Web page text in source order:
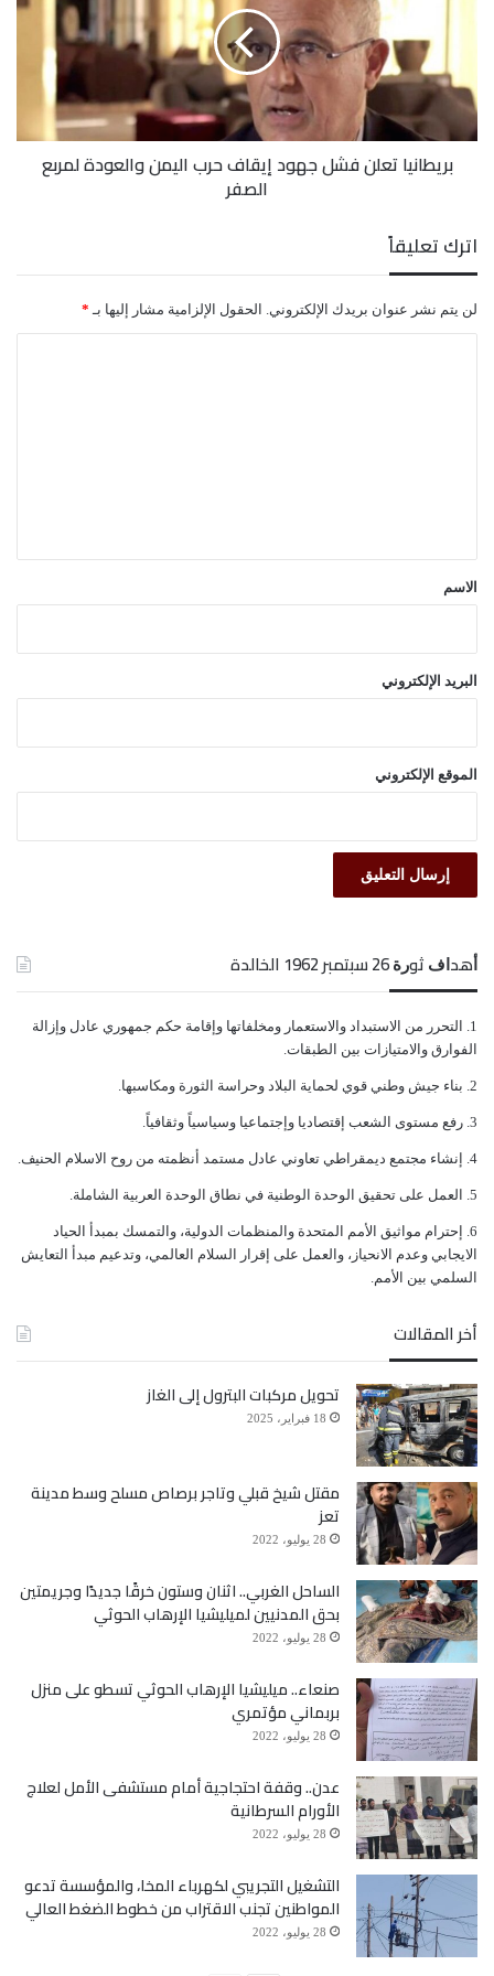
حرب
اليمن
والعودة
لمربع
الصفربريطانيا تعلن فشل جهود إيقاف حرب اليمن والعودة لمربع
الصفر
اترك تعليقاً
لن يتم نشر عنوان بريدك الإلكتروني. الحقول الإلزامية مشار إليها بـ *
*الاسم
البريد الإلكتروني
الموقع الإلكتروني
ﺃﻫﺪﺍﻑ ﺛﻮﺭﺓ 26 ﺳﺒﺘﻤﺒﺮ 1962 الخالدة
ﺍﻟﺘﺤﺮﺭ ﻣﻦ ﺍﻻﺳﺘﺒﺪﺍﺩ ﻭﺍﻻﺳﺘﻌﻤﺎﺭ ﻭﻣﺨﻠﻔﺎﺗﻬﺎ ﻭﺇﻗﺎﻣﺔ ﺣﻜﻢ ﺟﻤﻬﻮﺭﻱ ﻋﺎﺩﻝ ﻭﺇﺯﺍﻟﺔ
ﺍﻟﻔﻮﺍﺭﻕ ﻭﺍﻻﻣﺘﻴﺎﺯﺍﺕ ﺑﻴﻦ ﺍﻟﻄﺒﻘﺎﺕ.
ﺑﻨﺎﺀ ﺟﻴﺶ ﻭﻃﻨﻲ ﻗﻮﻱ ﻟﺤﻤﺎﻳﺔ ﺍﻟﺒﻼﺩ ﻭﺣﺮﺍﺳﺔ ﺍﻟﺜﻮﺭﺓ ﻭﻣﻜﺎﺳﺒﻬﺎ.
ﺭﻓﻊ ﻣﺴﺘﻮﻯ ﺍﻟﺸﻌﺐ ﺇﻗﺘﺼﺎﺩﻳﺎ ﻭﺇﺟﺘﻤﺎﻋﻴﺎ ﻭﺳﻴﺎﺳﻴﺎً ﻭﺛﻘﺎﻓﻴﺎً.
ﺇﻧﺸﺎﺀ ﻣﺠﺘﻤﻊ ﺩﻳﻤﻘﺮﺍﻃﻲ ﺗﻌﺎﻭﻧﻲ ﻋﺎﺩﻝ ﻣﺴﺘﻤﺪ ﺃﻧﻈﻤﺘﻪ ﻣﻦ ﺭﻭﺡ ﺍﻻﺳﻼﻡ ﺍﻟﺤﻨﻴﻒ.
ﺍﻟﻌﻤﻞ ﻋﻠﻰ ﺗﺤﻘﻴﻖ ﺍﻟﻮﺣﺪﺓ ﺍﻟﻮﻃﻨﻴﺔ ﻓﻲ ﻧﻄﺎﻕ ﺍﻟﻮﺣﺪﺓ ﺍﻟﻌﺮﺑﻴﺔ ﺍﻟﺸﺎﻣﻠﺔ.
ﺇﺣﺘﺮﺍﻡ ﻣﻮﺍﺛﻴﻖ الأﻣﻢ ﺍﻟﻤﺘﺤﺪﺓ ﻭﺍﻟﻤﻨﻈﻤﺎﺕ ﺍﻟﺪﻭﻟﻴﺔ، ﻭﺍﻟﺘﻤﺴﻚ ﺑﻤﺒﺪﺃ ﺍﻟﺤﻴﺎﺩ
ﺍﻻﻳﺠﺎﺑﻲ ﻭﻋﺪﻡ ﺍﻻﻧﺤﻴﺎﺯ، ﻭﺍﻟﻌﻤﻞ ﻋﻠﻰ ﺇﻗﺮﺍﺭ ﺍﻟﺴﻼﻡ ﺍﻟﻌﺎﻟﻤﻲ، ﻭﺗﺪﻋﻴﻢ ﻣﺒﺪﺃ ﺍﻟﺘﻌﺎﻳﺶ
ﺍﻟﺴﻠﻤﻲ ﺑﻴﻦ ﺍﻷﻣﻢ.
أخر المقالات
تحويل مركبات البترول إلى الغاز
18 فبراير، 2025
مقتل شيخ قبلي وتاجر برصاص مسلح وسط مدينة
تعز
28 يوليو، 2022
الساحل الغربي.. اثنان وستون خرقًا جديدًا وجريمتين
بحق المدنيين لميليشيا الإرهاب الحوثي
28 يوليو، 2022
صنعاء.. ميليشيا الإرهاب الحوثي تسطو على منزل
بربماني مؤتمري
28 يوليو، 2022
عدن.. وقفة احتجاجية أمام مستشفى الأمل لعلاج
الأورام السرطانية
28 يوليو، 2022
التشغيل التجريبي لكهرباء المخا، والمؤسسة تدعو
المواطنين تجنب الاقتراب من خطوط الضغط العالي
28 يوليو، 2022